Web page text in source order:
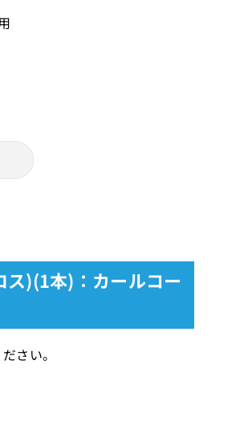
ス)(1本)：カールコー
さい。